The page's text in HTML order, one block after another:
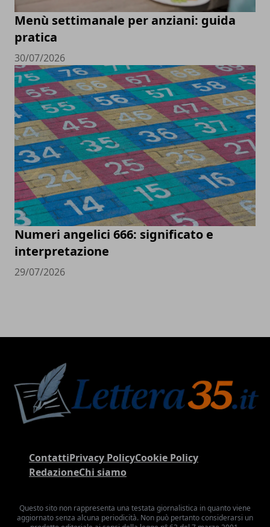
Menù settimanale per anziani: guida
pratica
30/07/2026
Numeri angelici 666: significato e
interpretazione
29/07/2026
ContattiPrivacy PolicyCookie Policy
RedazioneChi siamo
Questo sito non rappresenta una testata giornalistica in quanto viene
aggiornato senza alcuna periodicità. Non può pertanto considerarsi un